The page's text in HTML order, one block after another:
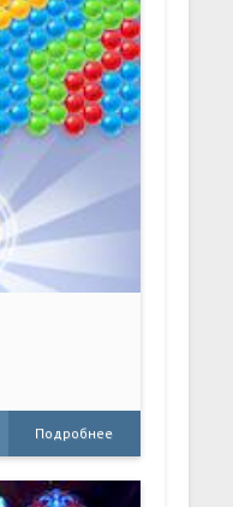
Подробнее